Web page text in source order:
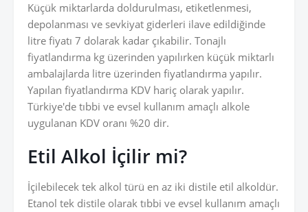
Küçük miktarlarda doldurulması, etiketlenmesi,
depolanması ve sevkiyat giderleri ilave edildiğinde
litre fiyatı 7 dolarak kadar çıkabilir. Tonajlı
fiyatlandırma kg üzerinden yapılırken küçük miktarlı
ambalajlarda litre üzerinden fiyatlandırma yapılır.
Yapılan fiyatlandırma KDV hariç olarak yapılır.
Türkiye'de tıbbi ve evsel kullanım amaçlı alkole
uygulanan KDV oranı %20 dir.
Etil Alkol İçilir mi?
İçilebilecek tek alkol türü en az iki distile etil alkoldür.
Etanol tek distile olarak tıbbi ve evsel kullanım amaçlı